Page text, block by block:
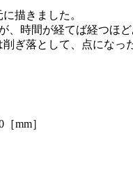
描きました。
、時間が経てば経つほ
ぎ落として、点になっ
mm］